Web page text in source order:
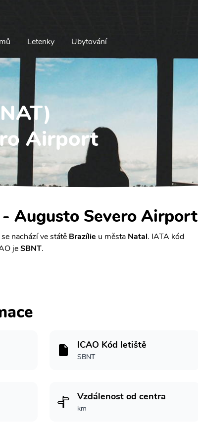
Letenky Ubytování
Airport
Augusto Severo Airport
se nachází ve státě Brazílie u města Natal. IATA kód
jeSBNT.
ICAO Kód letiště
SBNT
Vzdálenost od centra
km